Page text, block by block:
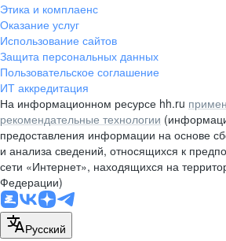
pr@rabota.by
Алматы
пр. Абая, д. 151, БЦ Алатау,
12 этаж, офис 1209
+7 727 232-13-13
pr@headhunter.com.kz
Этика и комплаенс
Оказание услуг
Использование сайтов
Защита персональных данных
Пользовательское соглашение
ИТ аккредитация
На информационном ресурсе hh.ru
рекомендательные технологии
предоставления информации на основе
и анализа сведений, относящихся к
сети «Интернет», находящихся на
Федерации)
Русский